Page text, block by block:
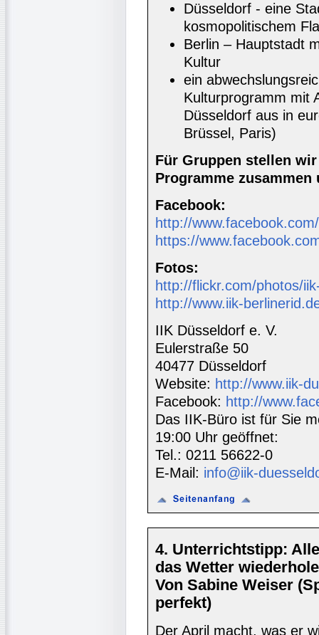
Düsseldorf - eine
kosmopolitischem
Berlin – Hauptstadt
Kultur
ein
Kulturprogramm mit
Düsseldorf aus in
Brüssel, Paris)
Für Gruppen stellen
Programme zusammen
Facebook:
http://
https://
Fotos:
http://flickr.com/photos/
http://www.iik-
IIK Düsseldorf e. V.
Eulerstraße 50
40477 Düsseldorf
Website: http://www.iik-
Facebook: http://
Das IIK-Büro ist für Sie
19:00 Uhr geöffnet:
Tel.: 0211 56622-0
E-Mail: info@iik-
4. Unterrichtstipp:
das Wetter
Von Sabine Weiser
perfekt)
Der April macht, was er